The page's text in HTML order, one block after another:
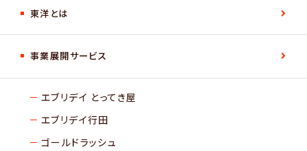
東洋とは
事業展開サービス
エブリデイ とってき屋
エブリデイ行田
ゴールドラッシュ